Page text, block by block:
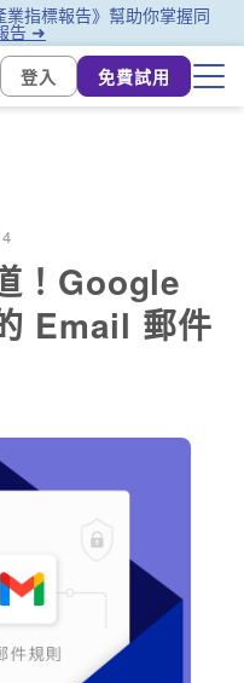
指標報告》幫助你掌握同
告 ➜
登入
免費試用
！Google
Email 郵件